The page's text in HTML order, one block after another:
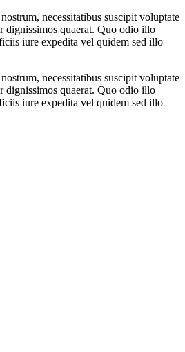
necessitatibus suscipit voluptate
dignissimos quaerat. Quo odio illo
iure expedita vel quidem sed illo
necessitatibus suscipit voluptate
dignissimos quaerat. Quo odio illo
iure expedita vel quidem sed illo